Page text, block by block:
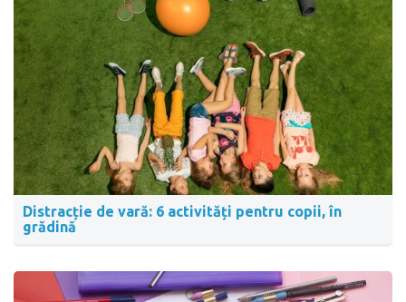
Distracție de vară: 6 activități pentru copii, în
grădină